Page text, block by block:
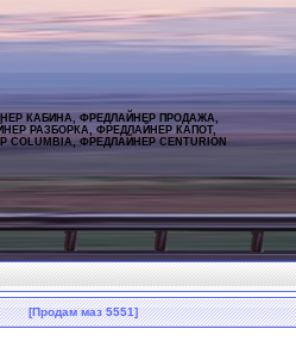
КАБИНА, ФРЕДЛАЙНЕР ПРОДАЖА,
РАЗБОРКА, ФРЕДЛАЙНЕР КАПОТ,
ФРЕДЛАЙНЕР CENTURION
[Продам маз 5551]